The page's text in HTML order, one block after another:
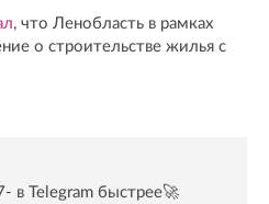
, что Ленобласть в рамках
о строительстве жилья с
в Telegram быстрее🚀